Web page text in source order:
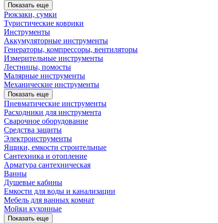
Показать еще
Рюкзаки, сумки
Туристические коврики
Инструменты
Аккумуляторные инструменты
Генераторы, компрессоры, вентиляторы
Измерительные инструменты
Лестницы, помосты
Малярные инструменты
Механические инструменты
Показать еще
Пневматические инструменты
Расходники для инструмента
Сварочное оборудование
Средства защиты
Электроиструменты
Ящики, емкости строительные
Сантехника и отопление
Арматура сантехническая
Ванны
Душевые кабины
Емкости для воды и канализации
Мебель для ванных комнат
Мойки кухонные
Показать еще